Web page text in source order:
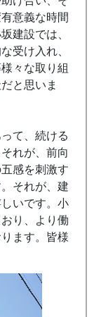
意義な時間
建設では、
受け入れ、
々な取り組
と思いま
て、続ける
れが、前向
感を刺激す
それが、建
いです。小
り、より働
ます。皆様